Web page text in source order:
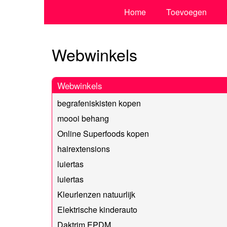
Home Toevoegen
Webwinkels
Webwinkels
begrafeniskisten kopen
moooi behang
Online Superfoods kopen
hairextensions
luiertas
luiertas
Kleurlenzen natuurlijk
Elektrische kinderauto
Daktrim EPDM